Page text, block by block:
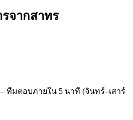
จากสาทร
ทีมตอบภายใน 5 นาที (จันทร์–เสาร์